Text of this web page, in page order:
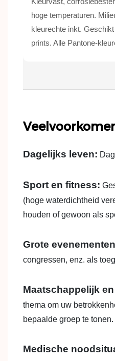
hoge temperaturen.
kleurechte inkt.
prints. Alle Pantone-
Dagelijks leven:
Sport en fitness:
(hoge waterdichtheid
houden of gewoon als
Grote
congressen, enz. als
Maatschappelijk
thema om uw
bepaalde groep te tonen.
Medische